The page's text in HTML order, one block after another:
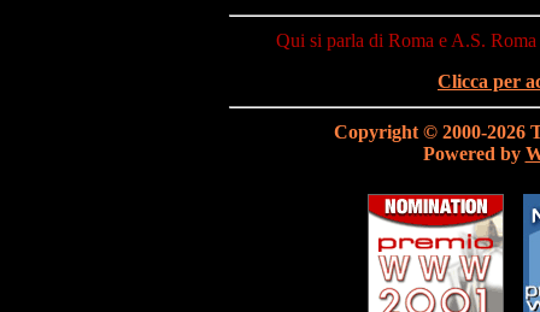
Qui si parla di Roma e A.S. Roma
Clicca per
Copyright © 2000-2026
Powered by